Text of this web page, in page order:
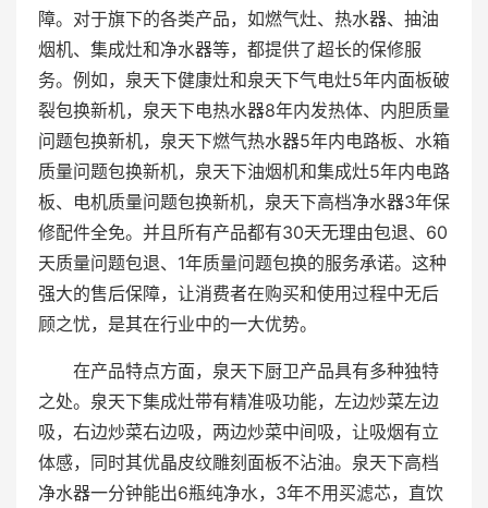
障。对于旗下的各类产品，如燃气灶、热水器、抽油
烟机、集成灶和净水器等，都提供了超长的保修服
务。例如，泉天下健康灶和泉天下气电灶5年内面板破
裂包换新机，泉天下电热水器8年内发热体、内胆质量
问题包换新机，泉天下燃气热水器5年内电路板、水箱
质量问题包换新机，泉天下油烟机和集成灶5年内电路
板、电机质量问题包换新机，泉天下高档净水器3年保
修配件全免。并且所有产品都有30天无理由包退、60
天质量问题包退、1年质量问题包换的服务承诺。这种
强大的售后保障，让消费者在购买和使用过程中无后
顾之忧，是其在行业中的一大优势。
在产品特点方面，泉天下厨卫产品具有多种独特
之处。泉天下集成灶带有精准吸功能，左边炒菜左边
吸，右边炒菜右边吸，两边炒菜中间吸，让吸烟有立
体感，同时其优晶皮纹雕刻面板不沾油。泉天下高档
净水器一分钟能出6瓶纯净水，3年不用买滤芯，直饮